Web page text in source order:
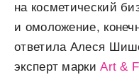
на косметический
и омоложение,
ответила Алеся
эксперт маркиArt &